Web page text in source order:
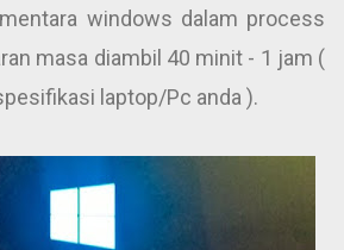
windows dalam process
masa diambil 40 minit - 1 jam (
laptop/Pc anda ).